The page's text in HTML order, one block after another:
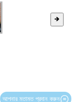
🡺
আপনার মতামত প্রদান করুন